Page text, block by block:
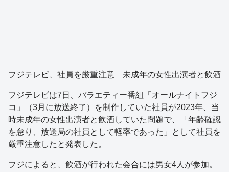
フジテレビ、社員を厳重注意 未成年の女性出演者と飲酒
フジテレビは7日、バラエティー番組「オールナイトフジ
コ」（3月に放送終了）を制作していた社員が2023年、当
時未成年の女性出演者と飲酒していた問題で、「年齢確認
を怠り、放送局の社員として軽率であった」として社員を
厳重注意したと発表した。
フジによると、飲酒が行われた会合には男女4人が参加。